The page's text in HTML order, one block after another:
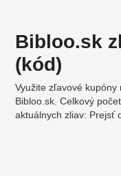
Bibloo.sk
(kód)
Využite zľavové
Bibloo.sk. Celkový
aktuálnych zliav: Prejsť